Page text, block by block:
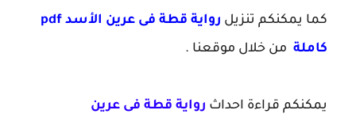
كما يمكنكم تنزيل ر
واية قطة فى عرين الأسد pdf
كاملة من خلال موقعنا .
يمكنكم قراءة احداث رواية قطة فى عرين